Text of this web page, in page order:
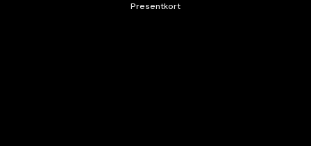
Presentkort